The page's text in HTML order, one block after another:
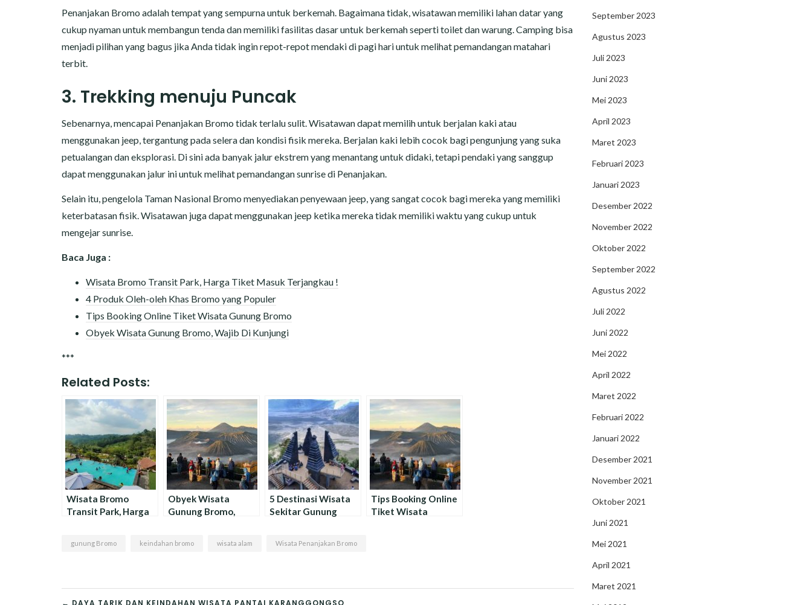
Penanjakan Bromo adalah tempat yang sempurna untuk berkemah. Bagaimana tidak, wisatawan memiliki lahan datar yang
cukup nyaman untuk membangun tenda dan memiliki fasilitas dasar untuk berkemah seperti toilet dan warung. Camping bisa
menjadi pilihan yang bagus jika Anda tidak ingin repot-repot mendaki di pagi hari untuk melihat pemandangan matahari
terbit.
3. Trekking menuju Puncak
Sebenarnya, mencapai Penanjakan Bromo tidak terlalu sulit. Wisatawan dapat memilih untuk berjalan kaki atau
menggunakan jeep, tergantung pada selera dan kondisi fisik mereka. Berjalan kaki lebih cocok bagi pengunjung yang suka
petualangan dan eksplorasi. Di sini ada banyak jalur ekstrem yang menantang untuk didaki, tetapi pendaki yang sanggup
dapat menggunakan jalur ini untuk melihat pemandangan sunrise di Penanjakan.
Selain itu, pengelola Taman Nasional Bromo menyediakan penyewaan jeep, yang sangat cocok bagi mereka yang memiliki
keterbatasan fisik. Wisatawan juga dapat menggunakan jeep ketika mereka tidak memiliki waktu yang cukup untuk
mengejar sunrise.
Baca Juga :
Wisata Bromo Transit Park, Harga Tiket Masuk Terjangkau !
4 Produk Oleh-oleh Khas Bromo yang Populer
Tips Booking Online Tiket Wisata Gunung Bromo
Obyek Wisata Gunung Bromo, Wajib Di Kunjungi
***
Related Posts:
Wisata Bromo
Transit Park, Harga
Obyek Wisata
Gunung Bromo,
5 Destinasi Wisata
Sekitar Gunung
Tips Booking Online
Tiket Wisata
gunung Bromo keindahan bromo wisata alam Wisata Penanjakan Bromo
← DAYA TARIK DAN KEINDAHAN WISATA PANTAI KARANGGONGSO
September 2023
Agustus 2023
Juli 2023
Juni 2023
Mei 2023
April 2023
Maret 2023
Februari 2023
Januari 2023
Desember 2022
November 2022
Oktober 2022
September 2022
Agustus 2022
Juli 2022
Juni 2022
Mei 2022
April 2022
Maret 2022
Februari 2022
Januari 2022
Desember 2021
November 2021
Oktober 2021
Juni 2021
Mei 2021
April 2021
Maret 2021